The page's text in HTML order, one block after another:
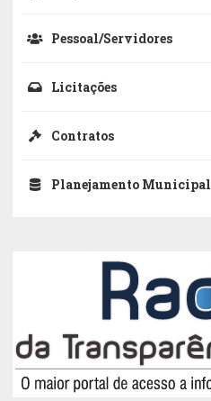
Pessoal/Servidores
Licitações
Contratos
Planejamento Municipal